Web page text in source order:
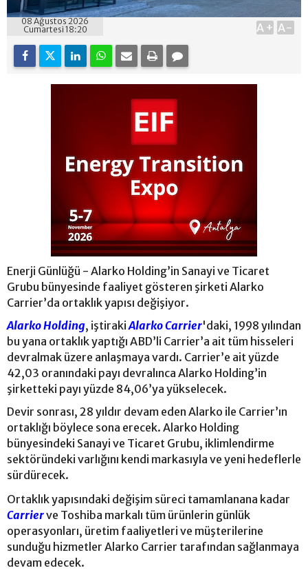
08 Ağustos 2026
Cumartesi 18:20
A+ A-
Enerji Günlüğü - Alarko Holding’in Sanayi ve Ticaret
Grubu bünyesinde faaliyet gösteren şirketi Alarko
Carrier’da ortaklık yapısı değişiyor.
Alarko Holding, iştirakiAlarko Carrier'daki, 1998 yılından
bu yana ortaklık yaptığı ABD’li Carrier’a ait tüm hisseleri
devralmak üzere anlaşmaya vardı. Carrier’e ait yüzde
42,03 oranındaki payı devralınca Alarko Holding’in
şirketteki payı yüzde 84,06’ya yükselecek.
Devir sonrası, 28 yıldır devam eden Alarko ile Carrier’ın
ortaklığı böylece sona erecek. Alarko Holding
bünyesindeki Sanayi ve Ticaret Grubu, iklimlendirme
sektöründeki varlığını kendi markasıyla ve yeni hedeflerle
sürdürecek.
Ortaklık yapısındaki değişim süreci tamamlanana kadar
Carrierve Toshiba markalı tüm ürünlerin günlük
operasyonları, üretim faaliyetleri ve müşterilerine
sunduğu hizmetler Alarko Carrier tarafından sağlanmaya
devam edecek.